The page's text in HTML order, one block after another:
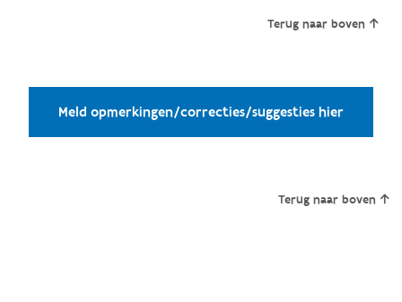
Terug naar boven
Meld opmerkingen/correcties/suggesties hier
Terug naar boven